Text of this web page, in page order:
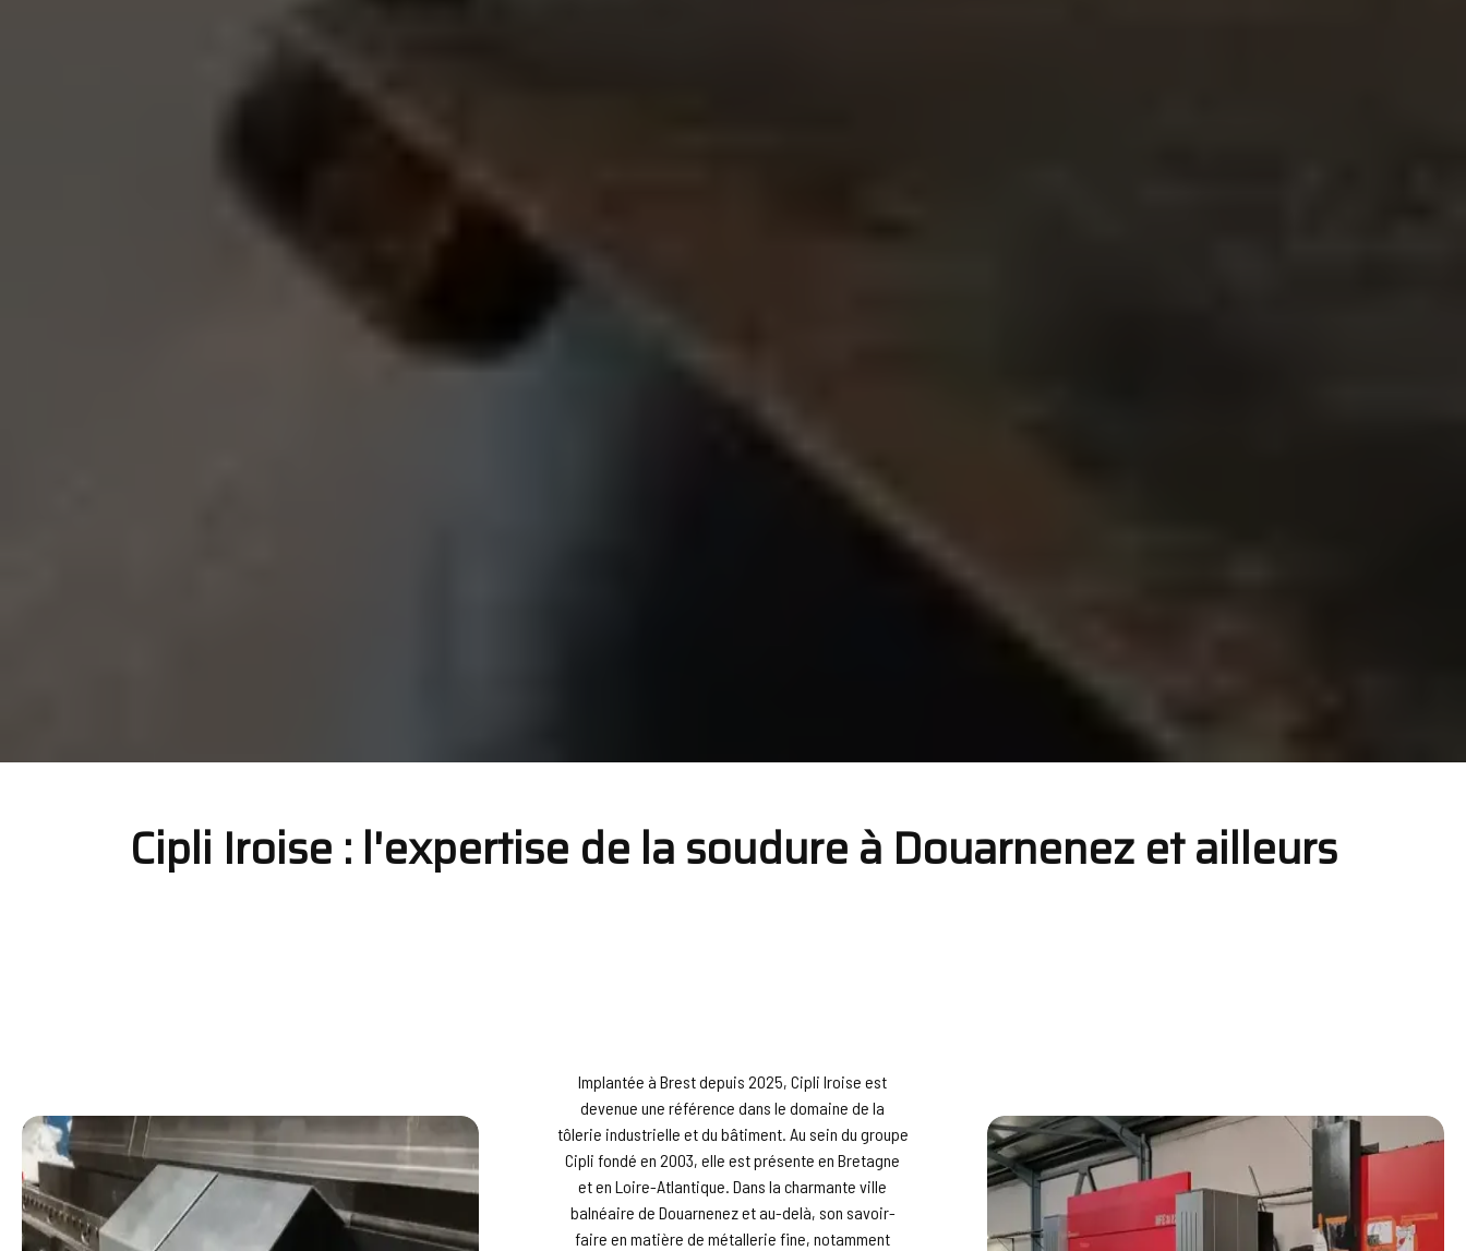
Cipli Iroise : l'expertise de la soudure à Douarnenez et ailleurs
Implantée à Brest depuis 2025, Cipli Iroise est
devenue une référence dans le domaine de la
tôlerie industrielle et du bâtiment. Au sein du groupe
Cipli fondé en 2003, elle est présente en Bretagne
et en Loire-Atlantique. Dans la charmante ville
balnéaire de Douarnenez et au-delà, son savoir-
faire en matière de métallerie fine, notamment